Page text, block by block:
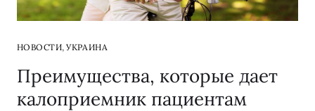
НОВОСТИ,УКРАИНА
Преимущества, которые дает
калоприемник пациентам